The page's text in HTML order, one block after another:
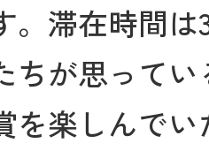
。滞在時間
ちが思って
を楽しんで